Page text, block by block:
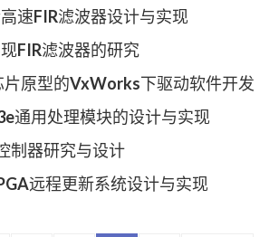
速FIR滤波器设计与实现
FIR滤波器的研究
片原型的VxWorks下驱动软件开发
通用处理模块的设计与实现
制器研究与设计
远程更新系统设计与实现